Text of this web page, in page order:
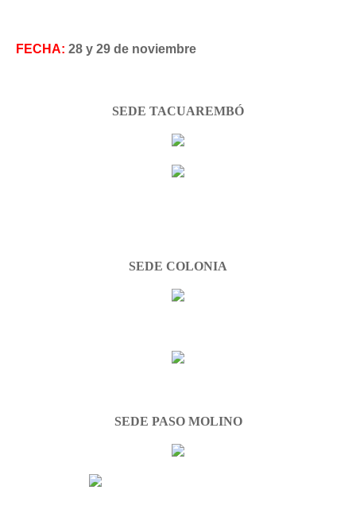
FECHA: 28 y 29 de noviembre
SEDE TACUAREMBÓ
SEDE COLONIA
SEDE PASO MOLINO